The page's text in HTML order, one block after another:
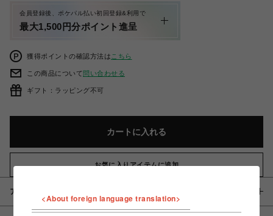
会員登録後、ポケパル払い初回登録&利用で
最大1,500円分ポイント進呈
獲得ポイントの確認方法は こちら
この商品について問い合わせる
ギフト：ラッピング不可
カートに入れる
お気に入りアイテムに追加
アイテム説明 / 素材
<About foreign language translation>